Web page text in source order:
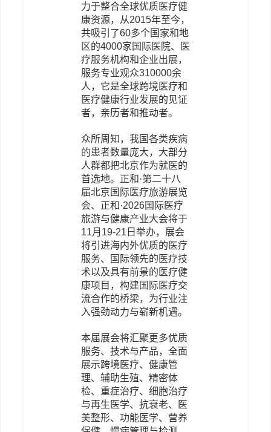
力于整合全球优质医疗健
康资源，从2015年至今，
共吸引了60多个国家和地
区的4000家国际医院、医
疗服务机构和企业出展，
服务专业观众310000余
人，它是全球跨境医疗和
医疗健康行业发展的见证
者，亲历者和推动者。
众所周知，我国各类疾病
的患者数量庞大，大部分
人群都把北京作为就医的
首选地。正和·第二十八
届北京国际医疗旅游展览
会、 正和 ·2026国际医疗
旅游与健康产业大会将于
11月19-21日举办，展会
将引进海内外优质的医疗
服务、国际领先的医疗技
术以及具有前景的医疗健
康项目，构建国际医疗交
流合作的桥梁，为行业注
入强劲动力与崭新机遇。
本届展会将汇聚更多优质
服务、技术与产品，全面
展示跨境医疗、健康管
理、辅助生殖、精密体
检、重症治疗、细胞治疗
与再生医学、抗衰老、医
美整形、功能医学、营养